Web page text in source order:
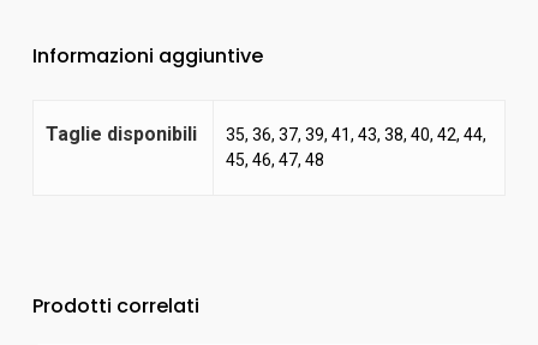
Informazioni aggiuntive
Taglie disponibili
35, 36, 37, 39, 41, 43, 38, 40, 42, 44,
45, 46, 47, 48
Prodotti correlati